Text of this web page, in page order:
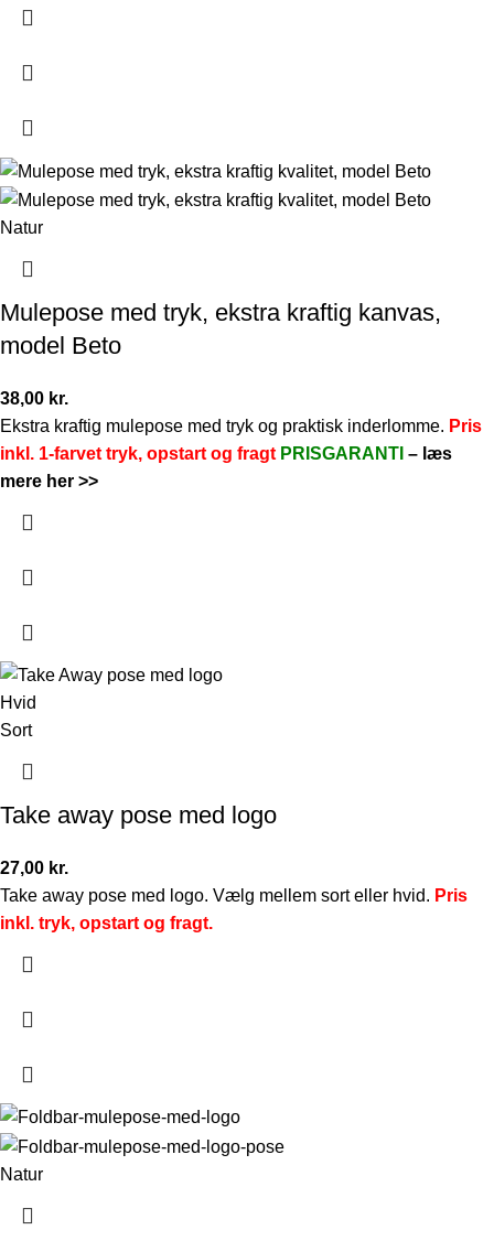
Natur
Mulepose med tryk, ekstra kraftig kanvas,
model Beto
38,00 kr.
Ekstra kraftig mulepose med tryk og praktisk inderlomme. Pris
inkl. 1-farvet tryk, opstart og fragt PRISGARANTI – læs
mere her >>
Hvid
Sort
Take away pose med logo
27,00 kr.
Take away pose med logo. Vælg mellem sort eller hvid. Pris
inkl. tryk, opstart og fragt.
Natur